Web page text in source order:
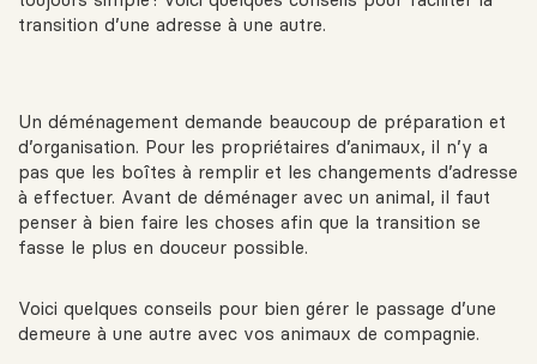
transition d’une adresse à une autre.
Un déménagement demande beaucoup de préparation et
d’organisation. Pour les propriétaires d’animaux, il n’y a
pas que les boîtes à remplir et les changements d’adresse
à effectuer. Avant de déménager avec un animal, il faut
penser à bien faire les choses afin que la transition se
fasse le plus en douceur possible.
Voici quelques conseils pour bien gérer le passage d’une
demeure à une autre avec vos animaux de compagnie.